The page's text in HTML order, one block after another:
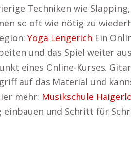
Techniken wie
so oft wie nötig zu
Yoga Lengerich Ein
und das Spiel weiter
eines Online-Kurses.
auf das Material und
mehr: Musikschule
einbauen und Schritt für